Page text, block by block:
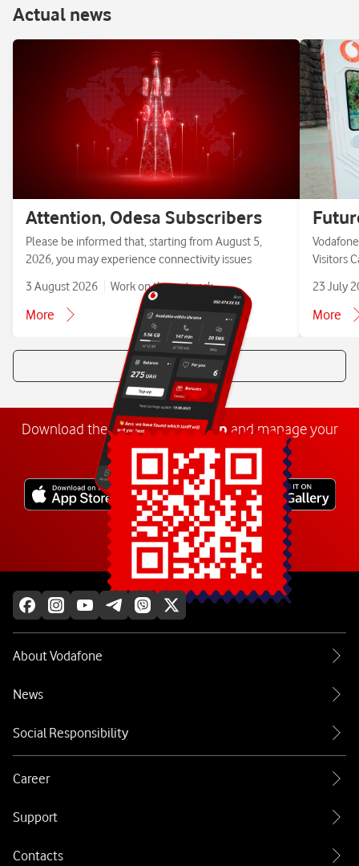
Аctual news
Attention, Odesa Subscribers
Please be informed that, starting from August 5,
2026, you may experience connectivity issues
3 August 2026
Work on the network
More
Visitors
23 July
More
All news
Download theMyVodafone app and manage your
number anywhere.
Explore more
About Vodafone
News
Social Responsibility
Career
Support
Contacts